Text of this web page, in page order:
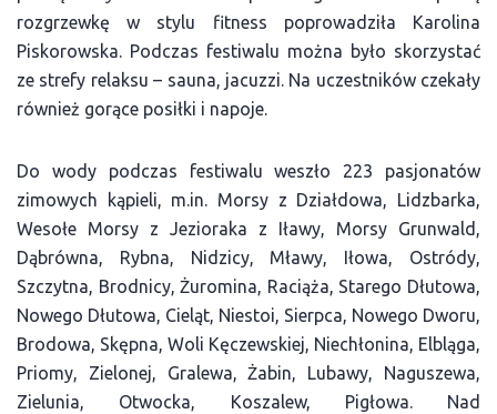
rozgrzewkę w stylu fitness poprowadziła Karolina
Piskorowska. Podczas festiwalu można było skorzystać
ze strefy relaksu – sauna, jacuzzi. Na uczestników czekały
również gorące posiłki i napoje.
Do wody podczas festiwalu weszło 223 pasjonatów
zimowych kąpieli, m.in. Morsy z Działdowa, Lidzbarka,
Wesołe Morsy z Jezioraka z Iławy, Morsy Grunwald,
Dąbrówna, Rybna, Nidzicy, Mławy, Iłowa, Ostródy,
Szczytna, Brodnicy, Żuromina, Raciąża, Starego Dłutowa,
Nowego Dłutowa, Cieląt, Niestoi, Sierpca, Nowego Dworu,
Brodowa, Skępna, Woli Kęczewskiej, Niechłonina, Elbląga,
Priomy, Zielonej, Gralewa, Żabin, Lubawy, Naguszewa,
Zielunia, Otwocka, Koszalew, Pigłowa. Nad